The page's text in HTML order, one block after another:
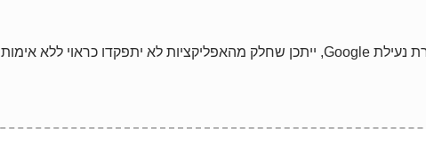
בעיות תפקוד – לאחר הסרת נעילת Google, ייתכן שחלק מהאפליקציות לא יתפקדו כראוי ללא אימות